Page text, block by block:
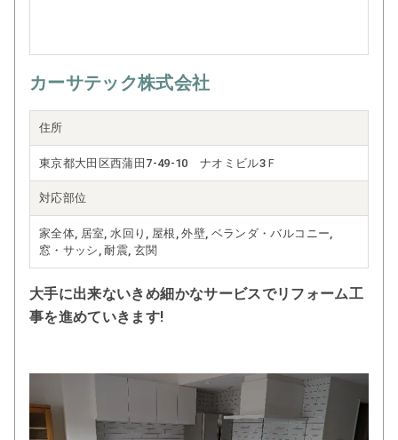
カーサテック株式会社
住所
東京都大田区西蒲田7-49-10 ナオミビル3Ｆ
対応部位
家全体, 居室, 水回り, 屋根, 外壁, ベランダ・バルコニー,
窓・サッシ, 耐震, 玄関
大手に出来ないきめ細かなサービスでリフォーム工
事を進めていきます!